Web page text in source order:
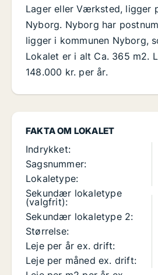
FAKTA OM LOKALET
Indrykket:
Sagsnummer:
Lokaletype:
Sekundær lokaletype
(valgfrit):
Sekundær lokaletype 2:
Størrelse:
Leje per år ex. drift:
Leje per måned ex. drift:
Lager eller Værksted, ligger
Nyborg. Nyborg har
ligger i kommunen Nyborg,
Lokalet er i alt Ca. 365 m2.
148.000 kr. per år.